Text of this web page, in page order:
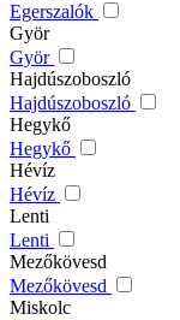
Egerszalók
Györ
Györ
Hajdúszoboszló
Hajdúszoboszló
Hegykő
Hegykő
Hévíz
Hévíz
Lenti
Lenti
Mezőkövesd
Mezőkövesd
Miskolc